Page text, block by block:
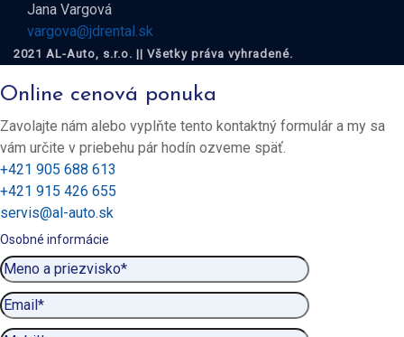
Jana Vargová
vargova@jdrental.sk
2021 AL-Auto, s.r.o. || Všetky práva vyhradené.
Online cenová ponuka
Zavolajte nám alebo vyplňte tento kontaktný formulár a my sa
vám určite v priebehu pár hodín ozveme späť.
+421 905 688 613
+421 915 426 655
servis@al-auto.sk
Osobné informácie